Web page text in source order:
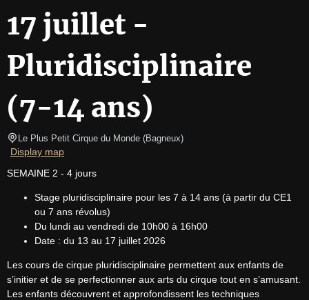
17 juillet -
Pluridisciplinaire
(7-14 ans)
Le Plus Petit Cirque du Monde (Bagneux)
Display map
SEMAINE 2 - 4 jours
Stage pluridisciplinaire pour les 7 à 14 ans (à partir du CE1
ou 7 ans révolus)
Du lundi au vendredi de 10h00 à 16h00
Date : du 13 au 17 juillet 2026
Les cours de cirque pluridisciplinaire permettent aux enfants de
s’initier et de se perfectionner aux arts du cirque tout en s’amusant.
Les enfants découvrent et approfondissent les techniques